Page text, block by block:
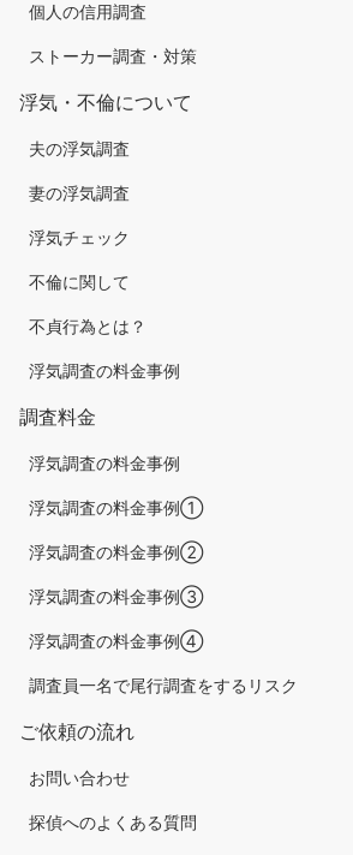
個人の信用調査
ストーカー調査・対策
浮気・不倫について
夫の浮気調査
妻の浮気調査
浮気チェック
不倫に関して
不貞行為とは？
浮気調査の料金事例
調査料金
浮気調査の料金事例
浮気調査の料金事例①
浮気調査の料金事例②
浮気調査の料金事例③
浮気調査の料金事例④
調査員一名で尾行調査をするリスク
ご依頼の流れ
お問い合わせ
探偵へのよくある質問